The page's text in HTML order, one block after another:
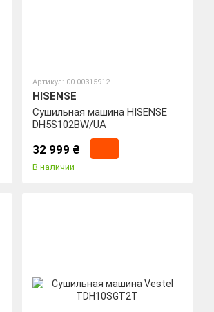
Артикул: 00-00315912
HISENSE
Сушильная машина HISENSE
DH5S102BW/UA
32 999 ₴
В наличии